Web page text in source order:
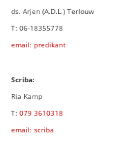
ds. Arjen (A.D.L.) Terlouw
T: 06-18355778
email: predikant
Scriba:
Ria Kamp
T: 079 3610318
email: scriba